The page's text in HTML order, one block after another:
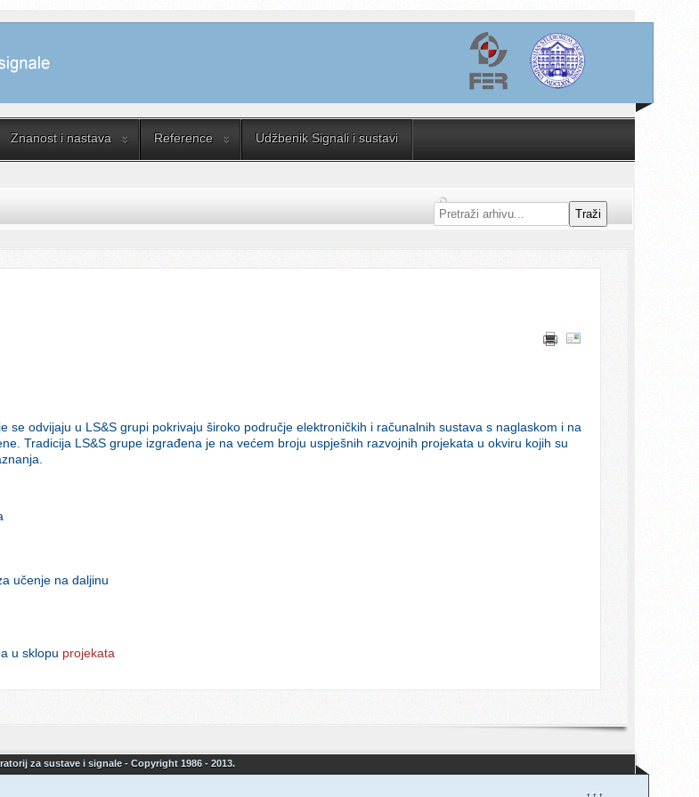
Znanost i nastava Reference Udžbenik Signali i sustavi
Traži
se odvijaju u LS&S grupi pokrivaju široko područje elektroničkih i računalnih sustava s naglaskom i na
Tradicija LS&S grupe izgrađena je na većem broju uspješnih razvojnih projekata u okviru kojih su
učenje na daljinu
u sklopu projekata
za sustave i signale - Copyright 1986 - 2013.